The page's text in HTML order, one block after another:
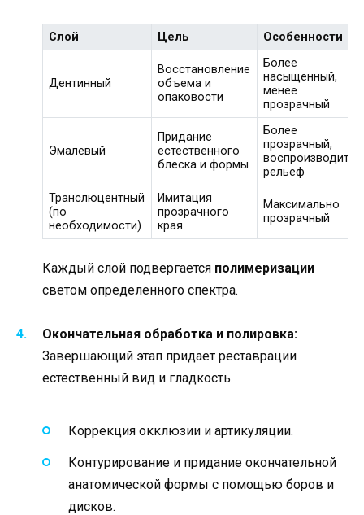
Слой Цель Особенности
Дентинный
Восстановление
объема и
опаковости
Более
насыщенный,
менее
прозрачный
Эмалевый
Придание
естественного
блеска и формы
Более
прозрачный,
воспроизводит
рельеф
Транслюцентный
(по
необходимости)
Имитация
прозрачного
края
Максимально
прозрачный
Каждый слой подвергается полимеризации
светом определенного спектра.
Окончательная обработка и полировка:
Завершающий этап придает реставрации
естественный вид и гладкость.
Коррекция окклюзии и артикуляции.
Контурирование и придание окончательной
анатомической формы с помощью боров и
дисков.